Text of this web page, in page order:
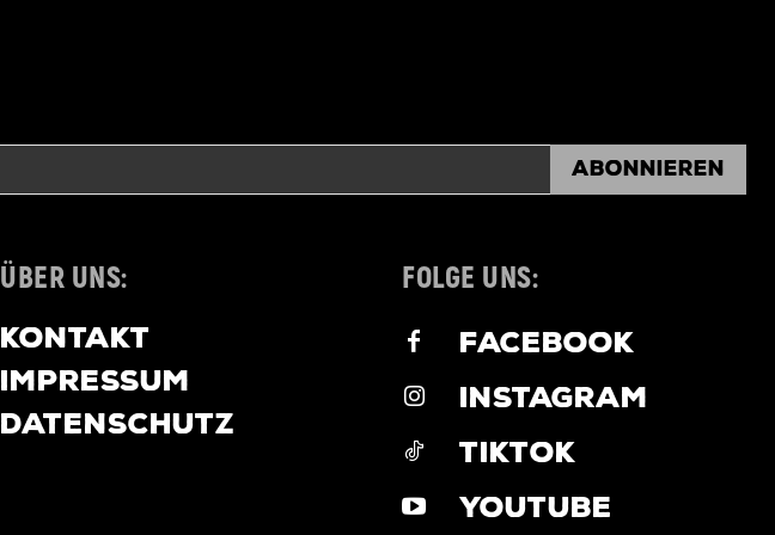
Abonnieren
ÜBER UNS:
KONTAKT
IMPRESSUM
DATENSCHUTZ
FOLGE UNS:
FACEBOOK
INSTAGRAM
TIKTOK
YOUTUBE